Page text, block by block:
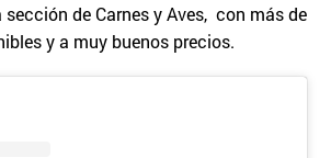
de Carnes y Aves, con más de
y a muy buenos precios.